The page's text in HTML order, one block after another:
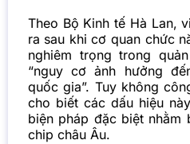
Theo Bộ Kinh tế Hà Lan,
ra sau khi cơ quan chức
nghiêm trọng trong
“nguy cơ ảnh hưởng
quốc gia”. Tuy không
cho biết các dấu hiệu
biện pháp đặc biệt nhằm
chip châu Âu.